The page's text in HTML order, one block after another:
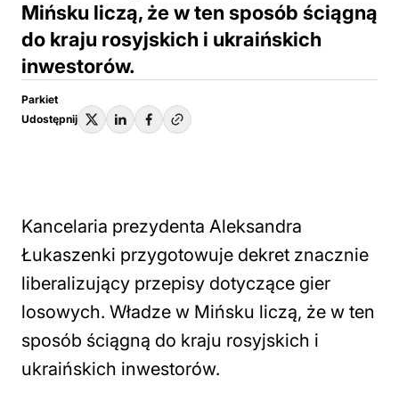
Mińsku liczą, że w ten sposób ściągną
do kraju rosyjskich i ukraińskich
inwestorów.
Parkiet
Udostępnij
Kancelaria prezydenta Aleksandra
Łukaszenki przygotowuje dekret znacznie
liberalizujący przepisy dotyczące gier
losowych. Władze w Mińsku liczą, że w ten
sposób ściągną do kraju rosyjskich i
ukraińskich inwestorów.